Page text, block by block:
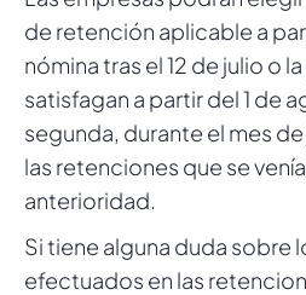
de retención aplicable a
nómina tras el 12 de julio o
satisfagan a partir del 1 de
segunda, durante el mes
las retenciones que se
anterioridad.
Si tiene alguna duda sobre
efectuados en las